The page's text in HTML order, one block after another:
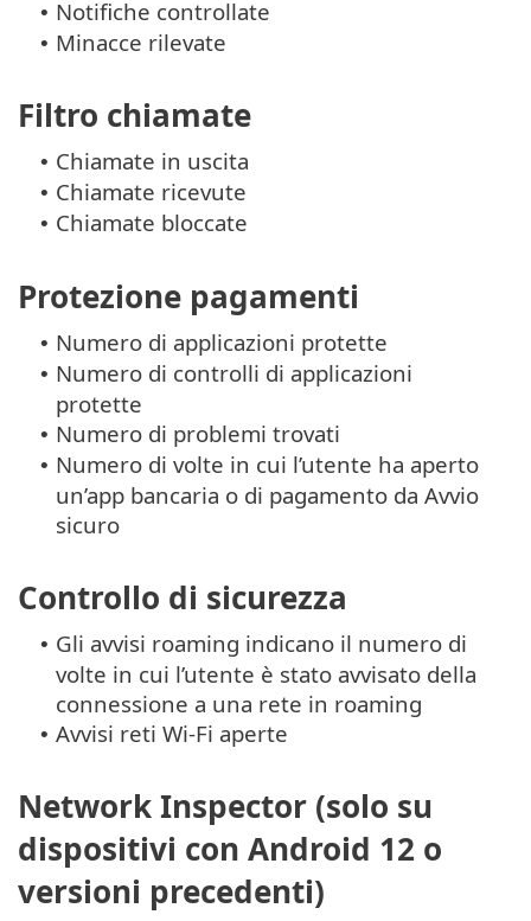
• Notifiche controllate
• Minacce rilevate
Filtro chiamate
• Chiamate in uscita
• Chiamate ricevute
• Chiamate bloccate
Protezione pagamenti
• Numero di applicazioni protette
• Numero di controlli di applicazioni
protette
• Numero di problemi trovati
• Numero di volte in cui l’utente ha aperto
un’app bancaria o di pagamento da Avvio
sicuro
Controllo di sicurezza
• Gli avvisi roaming indicano il numero di
volte in cui l’utente è stato avvisato della
connessione a una rete in roaming
• Avvisi reti Wi-Fi aperte
Network Inspector (solo su
dispositivi con Android 12 o
versioni precedenti)